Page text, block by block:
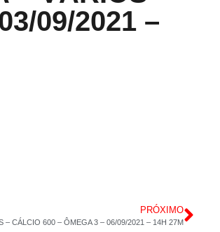
09/2021 –
PRÓXIMO
– CÁLCIO 600 – ÔMEGA 3 – 06/09/2021 – 14H 27M